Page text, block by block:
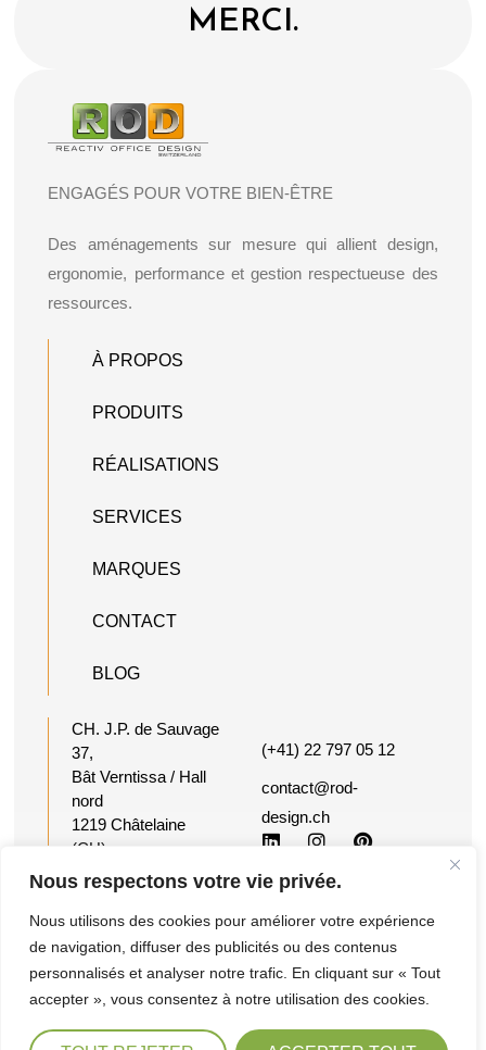
Nous respectons votre vie privée.
Nous utilisons des cookies pour améliorer votre expérience
de navigation, diffuser des publicités ou des contenus
personnalisés et analyser notre trafic. En cliquant sur « Tout
accepter », vous consentez à notre utilisation des cookies.
MERCI.
ENGAGÉS POUR VOTRE BIEN-ÊTRE
Des aménagements sur mesure qui allient design,
ergonomie, performance et gestion respectueuse des
ressources.
À PROPOS
PRODUITS
RÉALISATIONS
SERVICES
MARQUES
CONTACT
BLOG
CH. J.P. de Sauvage
37,
Bât Verntissa / Hall
nord
1219 Châtelaine
(CH)
(+41) 22 797 05 12
contact@rod-
design.ch
©2026 Reactiv
Office Design -
Tous droits
Conditions
générales de
vente et de
Ce site a été
imaginé et créé
par ROD &